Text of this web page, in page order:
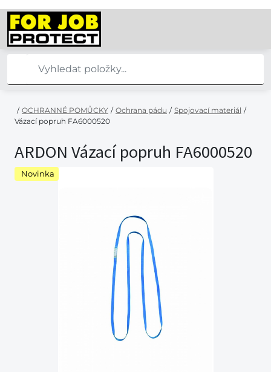
/ OCHRANNÉ POMŮCKY / Ochrana pádu / Spojovací materiál /
Vázací popruh FA6000520
ARDON Vázací popruh FA6000520
Novinka